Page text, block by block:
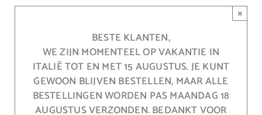
BESTE KLANTEN,
WE ZIJN MOMENTEEL OP VAKANTIE IN
ITALIË TOT EN MET 15 AUGUSTUS. JE KUNT
GEWOON BLIJVEN BESTELLEN, MAAR ALLE
BESTELLINGEN WORDEN PAS MAANDAG 18
AUGUSTUS VERZONDEN. BEDANKT VOOR
×